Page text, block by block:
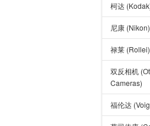
柯达
尼康 (Nikon)
禄莱 (Rollei)
双反相机
Cameras)
福伦达